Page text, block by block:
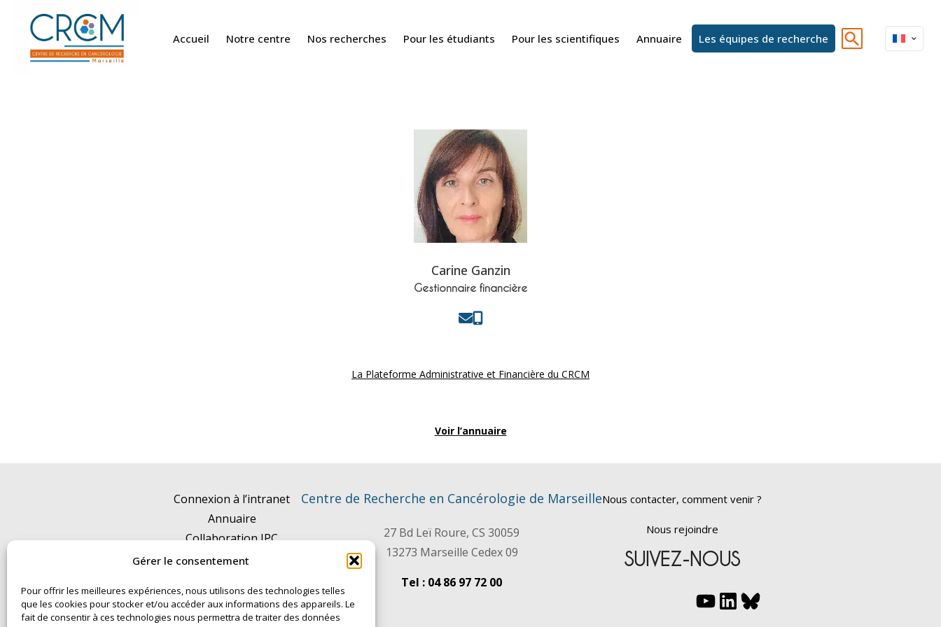
Gérer le consentement
Pour offrir les meilleures expériences, nous utilisons des technologies telles
que les cookies pour stocker et/ou accéder aux informations des appareils. Le
fait de consentir à ces technologies nous permettra de traiter des données
Accueil Notre centre Nos recherches Pour les étudiants Pour les scientifiques Annuaire Les équipes de recherche
Carine Ganzin
Gestionnaire financière
La Plateforme Administrative et Financière du CRCM
Voir l’annuaire
Connexion à l’intranet
Annuaire
Collaboration IPC
Actualités
Partenariats & Innovation
Mentions légales
Centre de Recherche en Cancérologie de Marseille
27 Bd Leï Roure, CS 30059
13273 Marseille Cedex 09
Tel : 04 86 97 72 00
Nous contacter, comment venir ?
Nous rejoindre
SUIVEZ-NOUS